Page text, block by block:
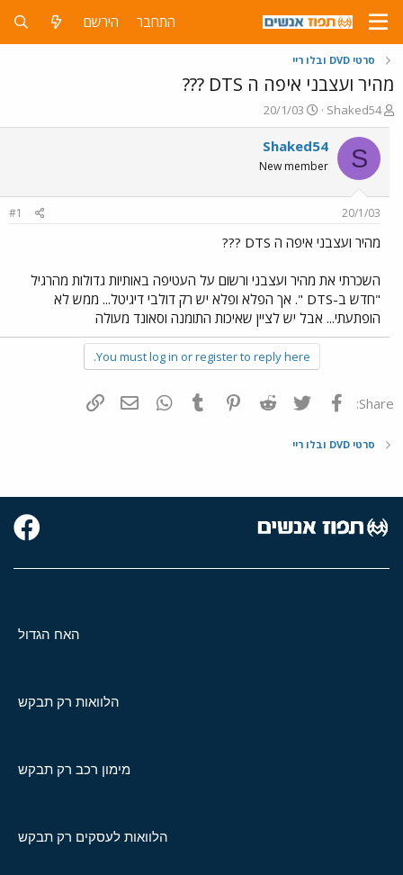
התחבר הירשם
סרטי DVD ובלו ריי
מהיר ועצבני איפה ה DTS ???
פ
ו
ת
ח
ה
ש
א
Shaked54
פ
ו
ר
ם
ר
20/1/03
S
Shaked54
New member
20/1/03
#1
מהיר ועצבני איפה ה DTS ???
השכרתי את מהיר ועצבני ורשום על העטיפה באותיות גדולות מהרגיל
"חדש ב-DTS ". אך הפלא ופלא יש רק דולבי דיגיטל... ממש לא
הופתעתי... אבל יש לציין שאיכות התומנה וסאונד מעולה
You must log in or register to reply here.
Share: פייסבוק Twitter
Reddit
Pinterest
Tumblr
WhatsAppדואר אלקטרוני
סרטי DVD ובלו ריי
האח הגדול
הלוואות רק תבקש
מימון רכב רק תבקש
הלוואות לעסקים רק תבקש